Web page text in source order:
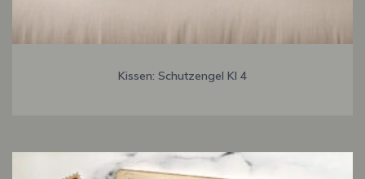
Kissen: Schutzengel KI 4